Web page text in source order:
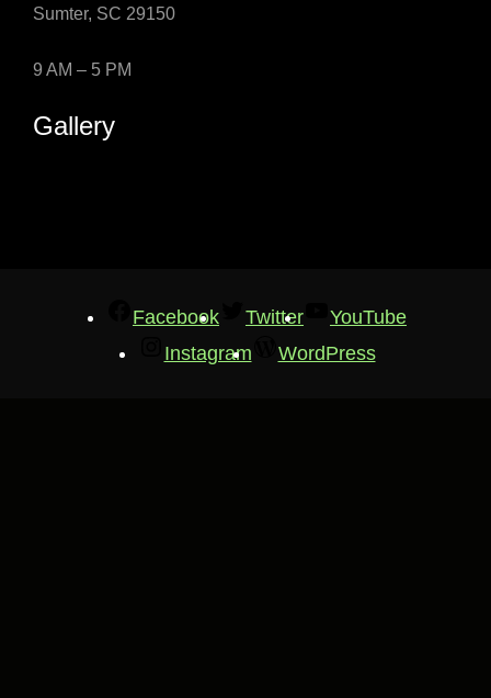
Sumter, SC 29150
9 AM – 5 PM
Gallery
Facebook Twitter
YouTube
Instagram
WordPress